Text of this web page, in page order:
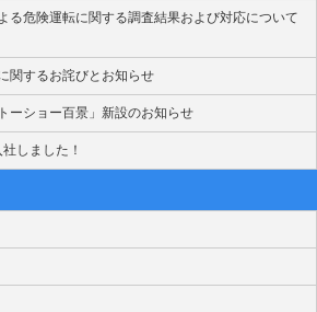
る危険運転に関する調査結果および対応について
関するお詫びとお知らせ
ーショー百景」新設のお知らせ
しました！